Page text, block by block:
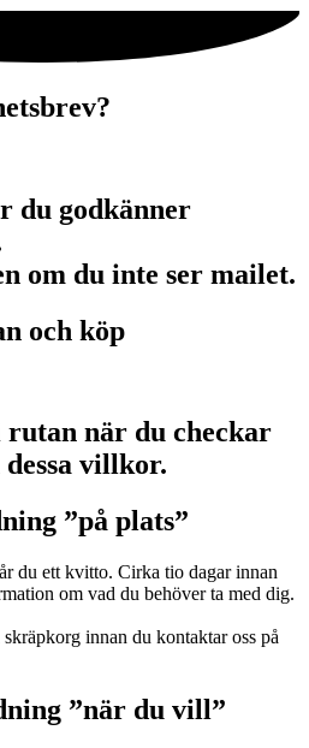
du godkänner
om du inte ser mailet.
och köp
när du checkar
villkor.
”på plats”
du ett kvitto. Cirka tio dagar innan
om vad du behöver ta med dig.
innan du kontaktar oss på
”när du vill”